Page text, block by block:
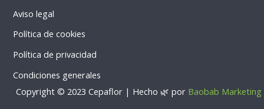
Aviso legal
Política de cookies
Política de privacidad
Condiciones generales
Copyright © 2023 Cepaflor | Hecho 🌿 por Baobab Marketing